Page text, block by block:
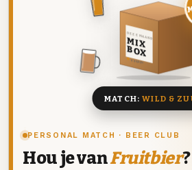
PERSONAL MATCH · BEER CLUB
Hou je vanFruitbier?
DEZE MAAND
MIX
BOX
8 BIEREN
MATCH:WILD &